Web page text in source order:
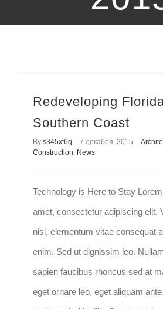
Redeveloping
Southern Coast
By s345xt6q | 7 декабря, 2015 |
Construction News
Technology is Here to Stay
amet, consectetur adipiscing elit.
nisl, elementum vitae consequat
enim. Sed ut dignissim leo.
sapien faucibus rhoncus sed at
eget ornare leo, eget aliquam